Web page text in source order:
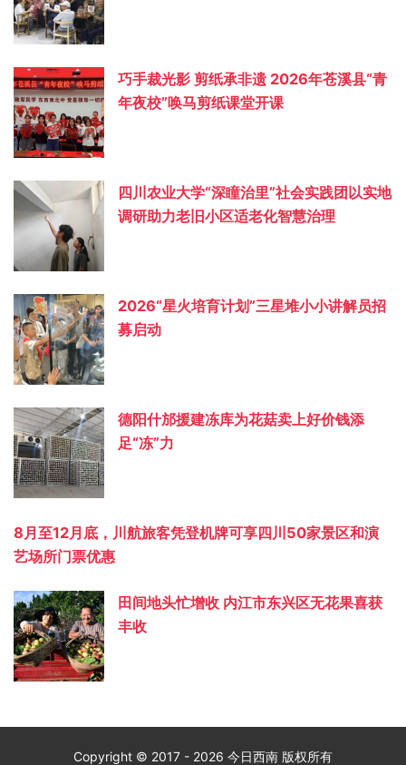
巧手裁光影 剪纸承非遗 2026年苍溪县“青
年夜校”唤马剪纸课堂开课
四川农业大学“深瞳治里”社会实践团以实地
调研助力老旧小区适老化智慧治理
2026“星火培育计划”三星堆小小讲解员招
募启动
德阳什邡援建冻库为花菇卖上好价钱添
足“冻”力
8月至12月底，川航旅客凭登机牌可享四川50家景区和演
艺场所门票优惠
田间地头忙增收 内江市东兴区无花果喜获
丰收
Copyright © 2017 - 2026 今日西南 版权所有